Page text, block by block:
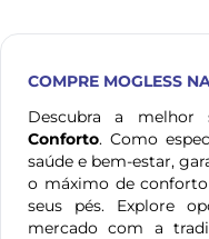
COMPRE MOGLESS
Descubra a melhor
Conforto. Como
saúde e bem-estar,
o máximo de
seus pés. Explore
mercado com a